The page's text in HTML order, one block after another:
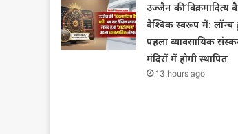
उज्जैन की
वैश्विक स्वरूप में:
पहला व्यावसायिक
मंदिरों में होगी स्थापित
13 hours ago